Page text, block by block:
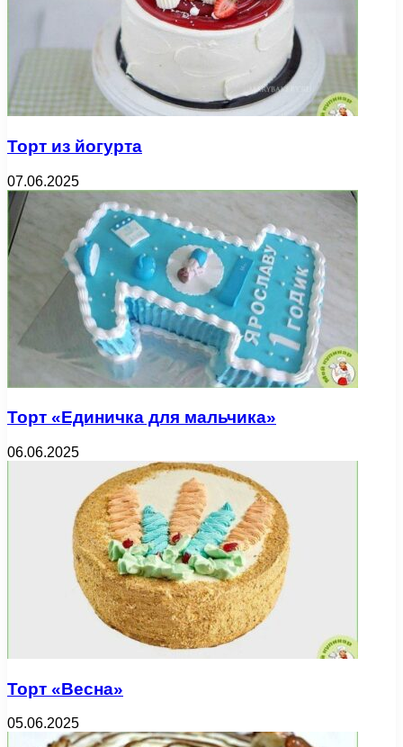
Торт из йогурта
07.06.2025
Торт «Единичка для мальчика»
06.06.2025
Торт «Весна»
05.06.2025